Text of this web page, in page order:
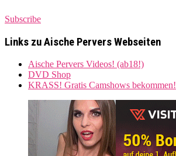
Subscribe
Links zu Aische Pervers Webseiten
Aische Pervers Videos! (ab18!)
DVD Shop
KRASS! Gratis Camshows bekommen!